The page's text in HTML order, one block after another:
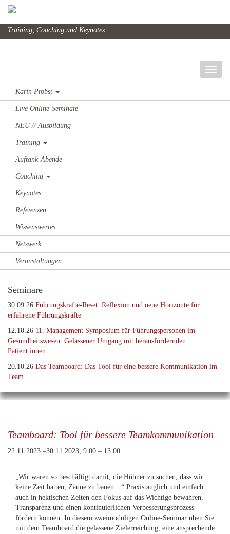
Training, Coaching und Keynotes
Karin Probst
Live Online-Seminare
NEU // Ausbildung
Training
Auftank-Abende
Coaching
Keynotes
Referenzen
Wissenswertes
Netzwerk
Veranstaltungen
Seminare
30.09.26 Führungskräfte-Reset: Reflexion und neue Horizonte für
erfahrene Führungskräfte
12.10.26 11. Management Symposium für Führungspersonen im
Gesundheitswesen: Gelassener Umgang mit herausfordernden
Patient:innen
20.10.26 Das Teamboard: Das Tool für eine bessere Kommunikation im
Team
Teamboard: Tool für bessere Teamkommunikation
22.11.2023 –30.11.2023, 9:00 – 13:00
„Wir waren so beschäftigt damit, die Hühner zu suchen, dass wir
keine Zeit hatten, Zäune zu bauen…“ Praxistauglich und einfach
auch in hektischen Zeiten den Fokus auf das Wichtige bewahren,
Transparenz und einen kontinuierlichen Verbesserungsprozess
fördern können: In diesem zweimoduligen Online-Seminar üben Sie
mit dem Teamboard die gelassene Zielerreichung, eine ansprechende